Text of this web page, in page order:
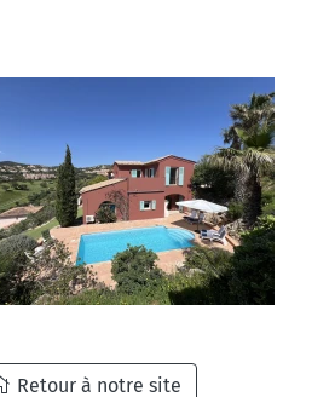
Retour à notre site